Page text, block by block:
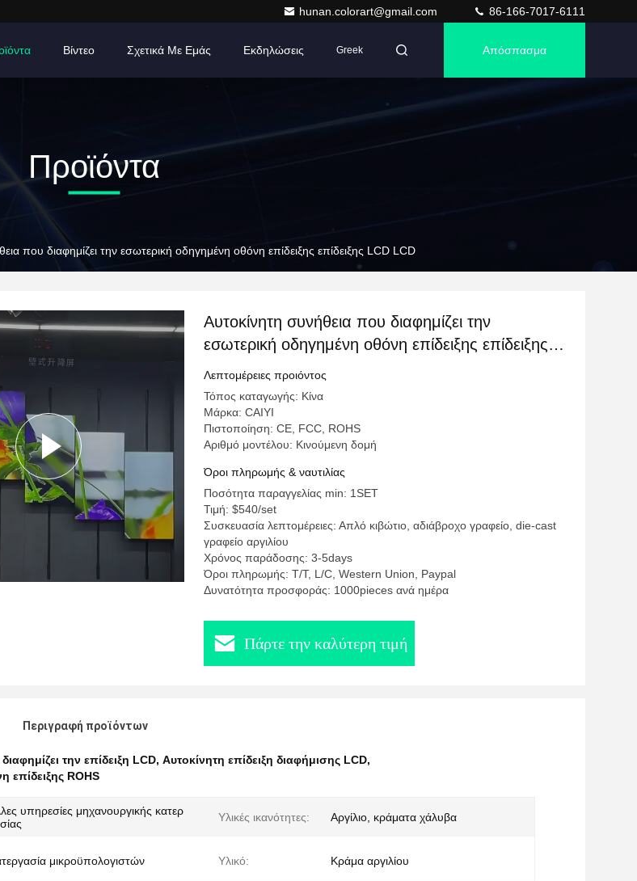
hunan.colorart@gmail.com 86-166-7017-6111
Βίντεο Σχετικά Με Εμάς Εκδηλώσεις Greek Απόσπασμα
Προϊόντα
που διαφημίζει την εσωτερική οδηγημένη οθόνη επίδειξης επίδειξης LCD LCD
Αυτοκίνητη συνήθεια που διαφημίζει την
εσωτερική οδηγημένη οθόνη επίδειξης επίδειξης
LCD LCD
Λεπτομέρειες προιόντος
Τόπος καταγωγής: Κίνα
Μάρκα: CAIYI
Πιστοποίηση: CE, FCC, ROHS
Αριθμό μοντέλου: Κινούμενη δομή
Όροι πληρωμής & ναυτιλίας
Ποσότητα παραγγελίας min: 1SET
Τιμή: $540/set
Συσκευασία λεπτομέρειες: Απλό κιβώτιο, αδιάβροχο γραφείο, die-cast
γραφείο αργιλίου
Χρόνος παράδοσης: 3-5days
Όροι πληρωμής: T/T, L/C, Western Union, Paypal
Δυνατότητα προσφοράς: 1000pieces ανά ημέρα
Πάρτε την καλύτερη τιμή
Περιγραφή προϊόντων
την επίδειξη LCD, Αυτοκίνητη επίδειξη διαφήμισης LCD,
επίδειξης ROHS
υπηρεσίες μηχανουργικής κατερ
Υλικές ικανότητες: Αργίλιο, κράματα χάλυβα
μικροϋπολογιστών Υλικό: Κράμα αργιλίου